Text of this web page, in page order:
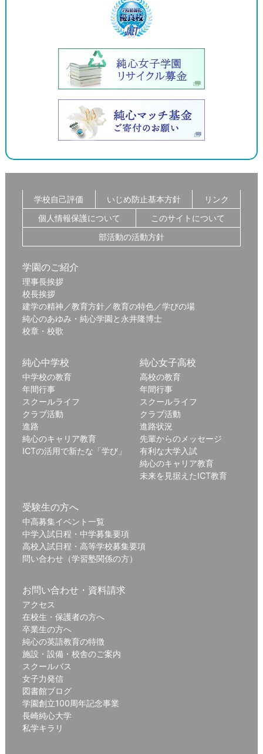
学校自己評価 いじめ防止基本方針
リンク
個人情報保護について
このサイトについて
部活動の活動方針
学園のご紹介
理事長挨拶
校長挨拶
建学の精神／教育方針／教育の特色／学びの場
純心のあゆみ・純心学園と永井隆博士
校章・校歌
純心中学校
中学校の教育
年間行事
スクールライフ
クラブ活動
進路
純心のキャリア教育
ICTの活用で新たな「学び」
純心女子高校
高校の教育
年間行事
スクールライフ
クラブ活動
進路状況
先輩からのメッセージ
有利な大学入試
純心のキャリア教育
未来を見据えたICT教育
受験生の方へ
中高募集イベント一覧
中学入試日程・中学募集要項
高校入試日程・高等学校募集要項
問い合わせ（学習塾関係の方）
お問い合わせ・資料請求
アクセス
在校生・保護者の方へ
卒業生の方へ
純心の英語教育の特徴
施設・設備・校舎のご案内
スクールバス
女子力発信
図書館ブログ
学園創立100周年記念事業
長崎純心大学
私学キラリ